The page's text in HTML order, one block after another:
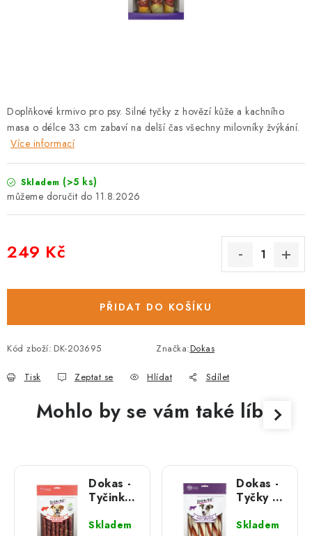
Podmínky ochrany osobních údajů
Zásady použivání souboru cookies
FAQ
Doplňkové krmivo pro psy. Silné tyčky z hovězí kůže a kachního
masa o délce 33 cm zabaví na delší čas všechny milovníky žvýkání.
Více informací
Skladem (>5 ks)
11.8.2026
249 Kč
PŘIDAT DO KOŠÍKU
Kód zboží: DK-203695 Značka:Dokas
Tisk Zeptat se Hlídat Sdílet
Mohlo by se vám také líbit
Dokas -
Tyčinky
k.
Skladem
Dokas -
Tyčky s
srdíčky
Skladem